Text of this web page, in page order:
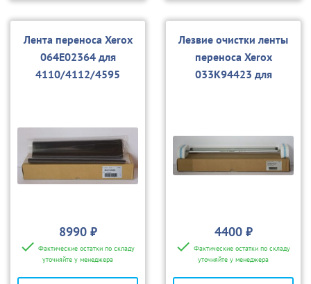
Лента переноса Xerox
064E02364 для
4110/4112/4595
8990 ₽
Фактические остатки по складу
уточняйте у менеджера
Лезвие очистки ленты
переноса Xerox
033K94423 для
4400 ₽
Фактические остатки по складу
уточняйте у менеджера